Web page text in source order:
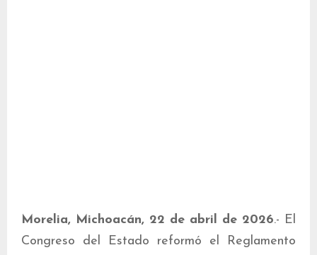
Morelia, Michoacán, 22 de abril de 2026.- El
Congreso del Estado reformó el Reglamento